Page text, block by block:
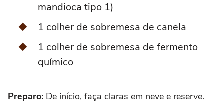
mandioca tipo 1)
1 colher de sobremesa de canela
1 colher de sobremesa de fermento
químico
Preparo: De início, faça claras em neve e reserve.